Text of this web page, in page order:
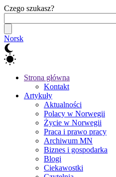
Czego szukasz?
Norsk
Strona główna
Kontakt
Artykuły
Aktualności
Polacy w Norwegii
Życie w Norwegii
Praca i prawo pracy
Archiwum MN
Biznes i gospodarka
Blogi
Ciekawostki